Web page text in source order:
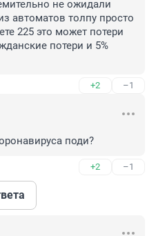
не ожидали
автоматов толпу просто
225 это может потери
потери и 5%
+2 –1
поди?
+2 –1